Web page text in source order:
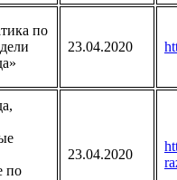
по
23.04.2020
по
23.04.2020